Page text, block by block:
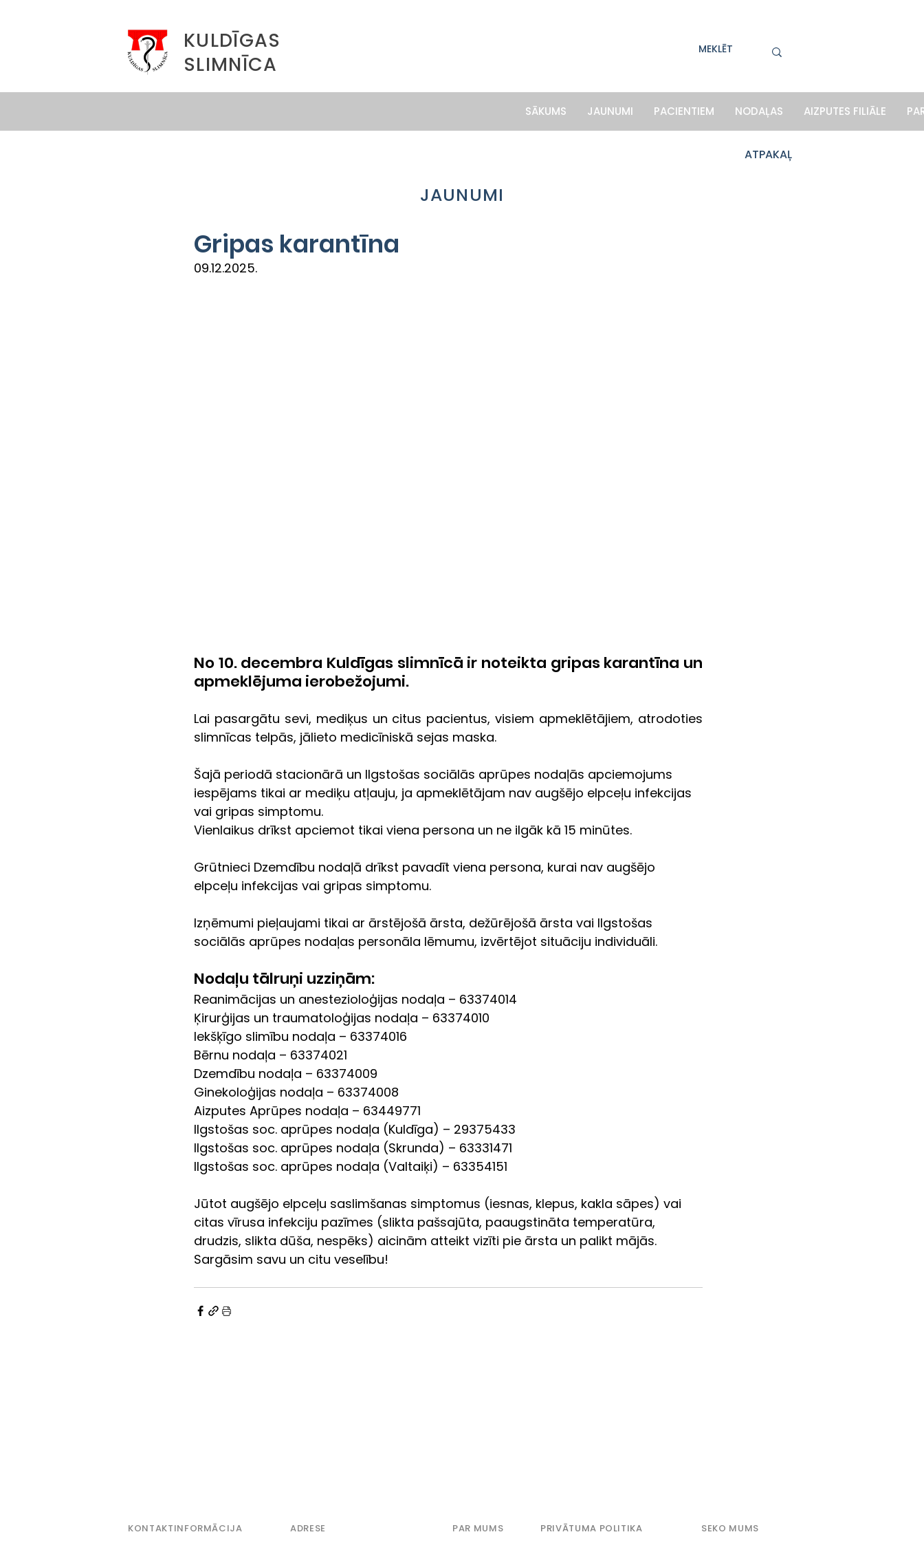
KULDĪGAS
SLIMNĪCA
SĀKUMS JAUNUMI PACIENTIEM NODAĻAS AIZPUTES FILIĀLE
ATPAKAĻ
JAUNUMI
Gripas karantīna
09.12.2025.
No 10. decembra Kuldīgas slimnīcā ir noteikta gripas karantīna un
apmeklējuma ierobežojumi.
Lai pasargātu sevi, mediķus un citus pacientus, visiem apmeklētājiem, atrodoties
slimnīcas telpās, jālieto medicīniskā sejas maska.
Šajā periodā stacionārā un Ilgstošas sociālās aprūpes nodaļās apciemojums
iespējams tikai ar mediķu atļauju, ja apmeklētājam nav augšējo elpceļu infekcijas
vai gripas simptomu.
Vienlaikus drīkst apciemot tikai viena persona un ne ilgāk kā 15 minūtes.
Grūtnieci Dzemdību nodaļā drīkst pavadīt viena persona, kurai nav augšējo
elpceļu infekcijas vai gripas simptomu.
Izņēmumi pieļaujami tikai ar ārstējošā ārsta, dežūrējošā ārsta vai Ilgstošas
sociālās aprūpes nodaļas personāla lēmumu, izvērtējot situāciju individuāli.
Nodaļu tālruņi uzziņām:
Reanimācijas un anestezioloģijas nodaļa – 63374014
Ķirurģijas un traumatoloģijas nodaļa – 63374010
Iekšķīgo slimību nodaļa – 63374016
Bērnu nodaļa – 63374021
Dzemdību nodaļa – 63374009
Ginekoloģijas nodaļa – 63374008
Aizputes Aprūpes nodaļa – 63449771
Ilgstošas soc. aprūpes nodaļa (Kuldīga) – 29375433
Ilgstošas soc. aprūpes nodaļa (Skrunda) – 63331471
Ilgstošas soc. aprūpes nodaļa (Valtaiķi) – 63354151
Jūtot augšējo elpceļu saslimšanas simptomus (iesnas, klepus, kakla sāpes) vai
citas vīrusa infekciju pazīmes (slikta pašsajūta, paaugstināta temperatūra,
drudzis, slikta dūša, nespēks) aicinām atteikt vizīti pie ārsta un palikt mājās.
Sargāsim savu un citu veselību!
KONTAKTINFORMĀCIJA
ADRESE
PAR MUMS
PRIVĀTUMA POLITIKA
SEKO MUMS